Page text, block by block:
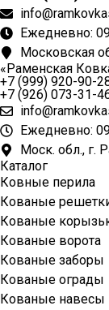
Ежедневно:
Московская
«Раменская
+7 (999) 920-90-
+7 (926) 073-31-
Ежедневно:
Моск. обл., г.
Каталог
Ковные перила
Кованые
Кованые
Кованые ворота
Кованые заборы
Кованые ограды
Кованые навесы